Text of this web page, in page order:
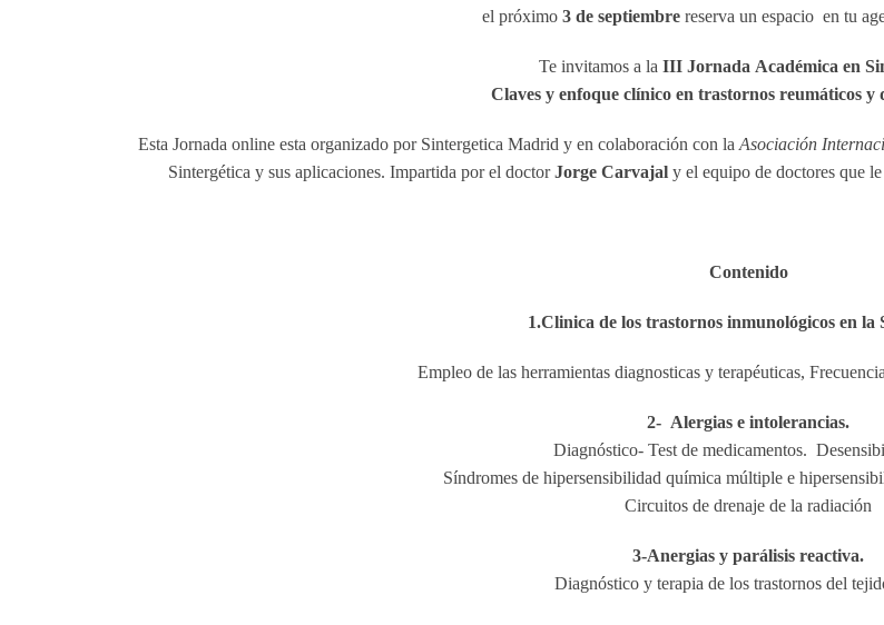
el próximo 3 de septiembre reserva un espacio en tu
Te invitamos a la III Jornada Académica en
Claves y enfoque clínico en trastornos reumáticos y
Esta Jornada online esta organizado por Sintergetica Madrid y en colaboración con la Asociación
Sintergética y sus aplicaciones. Impartida por el doctorJorge Carvajal y el equipo de doctores que
Contenido
1.Clinica de los trastornos inmunológicos en la
Empleo de las herramientas diagnosticas y terapéuticas,
2- Alergias e intolerancias.
Diagnóstico- Test de medicamentos.
Síndromes de hipersensibilidad química múltiple e
Circuitos de drenaje de la radiación
3-Anergias y parálisis reactiva.
Diagnóstico y terapia de los trastornos del